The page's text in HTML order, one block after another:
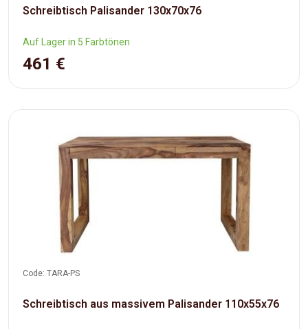
Schreibtisch Palisander 130x70x76
Auf Lager in 5 Farbtönen
461 €
Code: TARA-PS
Schreibtisch aus massivem Palisander 110x55x76